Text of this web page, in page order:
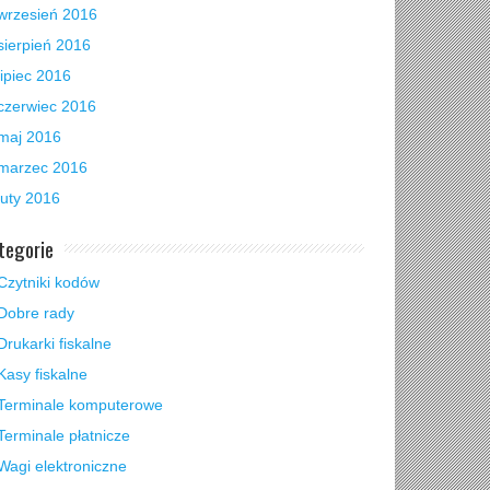
2016
2016
2016
2016
2016
2016
2016
kodów
rady
fiskalne
fiskalne
komputerowe
płatnicze
elektroniczne